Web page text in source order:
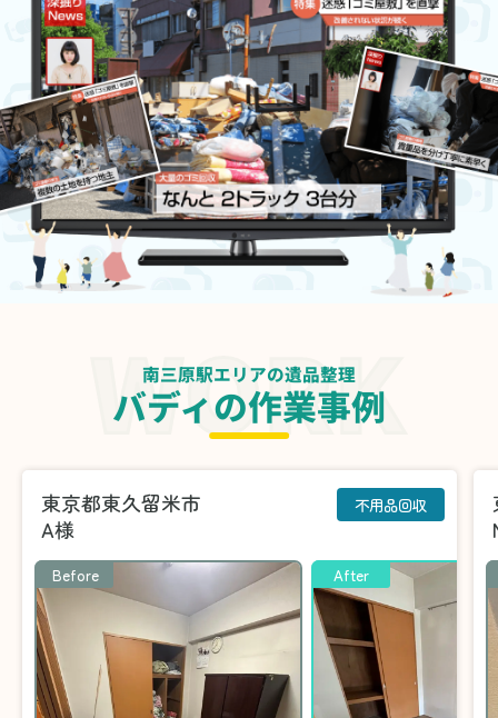
南三原駅エリアの遺品整理
バディの作業事例
東京都東久留米市
A様
不用品回収
Before After